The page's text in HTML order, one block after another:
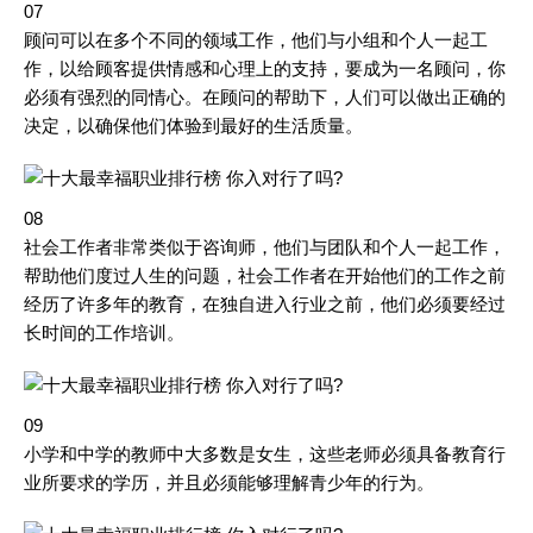
07
顾问可以在多个不同的领域工作，他们与小组和个人一起工
作，以给顾客提供情感和心理上的支持，要成为一名顾问，你
必须有强烈的同情心。在顾问的帮助下，人们可以做出正确的
决定，以确保他们体验到最好的生活质量。
08
社会工作者非常类似于咨询师，他们与团队和个人一起工作，
帮助他们度过人生的问题，社会工作者在开始他们的工作之前
经历了许多年的教育，在独自进入行业之前，他们必须要经过
长时间的工作培训。
09
小学和中学的教师中大多数是女生，这些老师必须具备教育行
业所要求的学历，并且必须能够理解青少年的行为。